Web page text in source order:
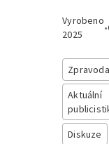
Vyrobeno
2025
•
Aktuální
Diskuze